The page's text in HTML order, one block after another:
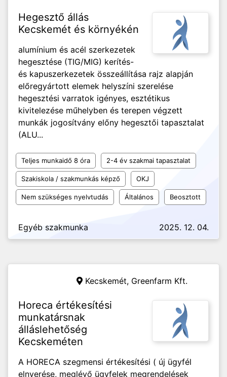
Hegesztő állás
Kecskemét és környékén
alumínium és acél szerkezetek
hegesztése (TIG/MIG) kerítés-
és kapuszerkezetek összeállítása rajz alapján
előregyártott elemek helyszíni szerelése
hegesztési varratok igényes, esztétikus
kivitelezése műhelyben és terepen végzett
munkák jogosítvány előny hegesztői tapasztalat
(ALU...
Teljes munkaidő 8 óra 2-4 év szakmai tapasztalat
Szakiskola / szakmunkás képző OKJ
Nem szükséges nyelvtudás Általános Beosztott
Egyéb szakmunka 2025. 12. 04.
Kecskemét, Greenfarm Kft.
Horeca értékesítési
munkatársnak
álláslehetőség
Kecskeméten
A HORECA szegmensi értékesítési ( új ügyfél
elnyerése, meglévő ügyfelek megrendelések